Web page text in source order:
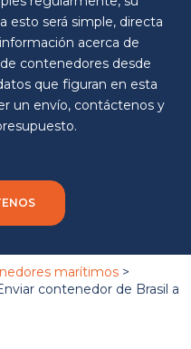
esto será simple, directa
acerca de
contenedores desde
que figuran en esta
un envío, contáctenos y
marítimos >
contenedor de Brasil a